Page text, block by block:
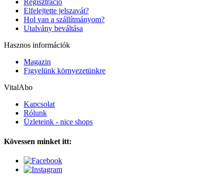
Regisztráció
Elfelejtette jelszavát?
Hol van a szállítmányom?
Utalvány beváltása
Hasznos információk
Magazin
Figyelünk környezetünkre
VitalAbo
Kapcsolat
Rólunk
Üzleteink - nice shops
Kövessen minket itt: